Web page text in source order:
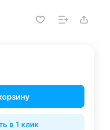
в 1 клик